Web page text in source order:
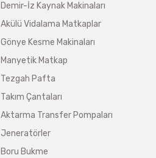
Demir-İz Kaynak Makinaları
Akülü Vidalama Matkaplar
Gönye Kesme Makinaları
Manyetik Matkap
Tezgah Pafta
Takım Çantaları
Aktarma Transfer Pompaları
Jeneratörler
Boru Bukme